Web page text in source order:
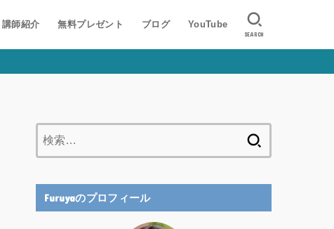
講師紹介 無料プレゼント ブログ YouTube
SEARCH
Furuyaのプロフィール